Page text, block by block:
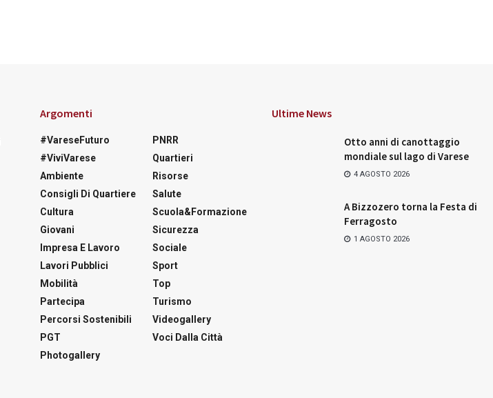
Argomenti
#VareseFuturo
#ViviVarese
Ambiente
Consigli Di Quartiere
Cultura
Giovani
Impresa E Lavoro
Lavori Pubblici
Mobilità
Partecipa
Percorsi Sostenibili
PGT
Photogallery
PNRR
Quartieri
Risorse
Salute
Scuola&Formazione
Sicurezza
Sociale
Sport
Top
Turismo
Videogallery
Voci Dalla Città
Ultime News
Otto anni di canottaggio
mondiale sul lago di Varese
4 AGOSTO 2026
A Bizzozero torna la Festa di
Ferragosto
1 AGOSTO 2026